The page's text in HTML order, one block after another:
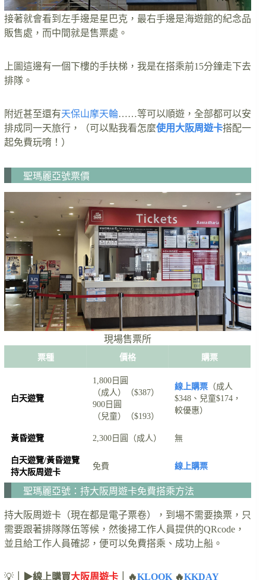
接著就會看到左手邊是星巴克，最右手邊是海遊館的紀念品
販售處，而中間就是售票處。
上圖這邊有一個下樓的手扶梯，我是在搭乘前15分鐘走下去
排隊。
附近甚至還有天保山摩天輪……等可以順遊，全部都可以安
排成同一天旅行，（可以點我看怎麼使用大阪周遊卡搭配一
起免費玩唷！）
聖瑪麗亞號票價
現場售票所
票種 價格 購票
白天遊覽
1,800日圓
（成人）（$387）
900日圓
（兒童）（$193）
線上購票 （成人
$348、兒童$174，
較優惠）
黃昏遊覽 2,300日圓（成人） 無
白天遊覽/黃昏遊覽
持大阪周遊卡
免費 線上購票
聖瑪麗亞號：持大阪周遊卡免費搭乘方法
持大阪周遊卡（現在都是電子票卷），到場不需要換票，只
需要跟著排隊隊伍等候，然後掃工作人員提供的QRcode，
並且給工作人員確認，便可以免費搭乘、成功上船。
💡 ｜▶線上購買大阪周遊卡 ｜🔥KLOOK 🔥KKDAY